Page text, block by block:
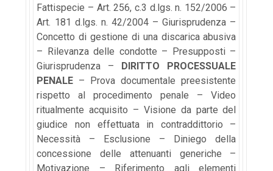
Fattispecie – Art. 256, c.3 d.lgs. n. 152/2006 –
Art. 181 d.lgs. n. 42/2004 – Giurisprudenza –
Concetto di gestione di una discarica abusiva
– Rilevanza delle condotte – Presupposti –
Giurisprudenza –
DIRITTO PROCESSUALE
PENALE – Prova documentale preesistente
rispetto al procedimento penale – Video
ritualmente acquisito – Visione da parte del
giudice non effettuata in contraddittorio –
Necessità – Esclusione – Diniego della
concessione delle attenuanti generiche –
Motivazione – Riferimento agli elementi